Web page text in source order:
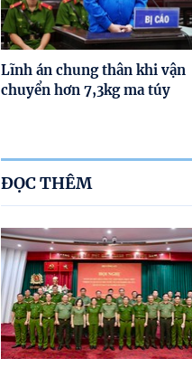
Lĩnh án chung thân khi vận
chuyển hơn 7,3kg ma túy
ĐỌC THÊM